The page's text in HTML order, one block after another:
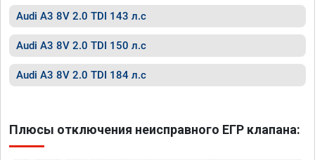
Audi A3 8V 2.0 TDI 143 л.с
Audi A3 8V 2.0 TDI 150 л.с
Audi A3 8V 2.0 TDI 184 л.с
Плюсы отключения неисправного ЕГР клапана: